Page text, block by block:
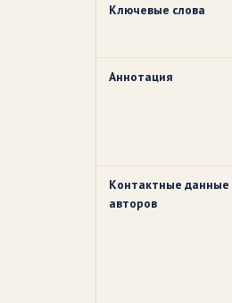
Ключевые слова
Аннотация
Контактные данные
авторов